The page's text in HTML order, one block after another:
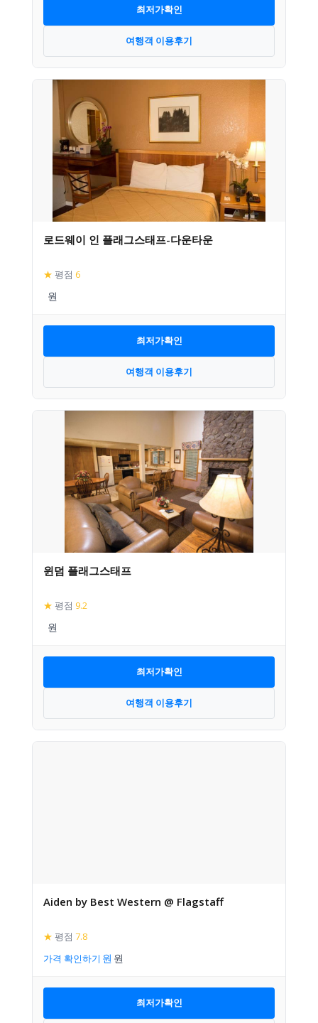
최저가확인
여행객 이용후기
로드웨이 인 플래그스태프-다운타운
★ 평점 6
최저가확인
여행객 이용후기
윈덤 플래그스태프
★ 평점 9.2
최저가확인
여행객 이용후기
Aiden by Best Western @ Flagstaff
★ 평점 7.8
가격 확인하기
최저가확인